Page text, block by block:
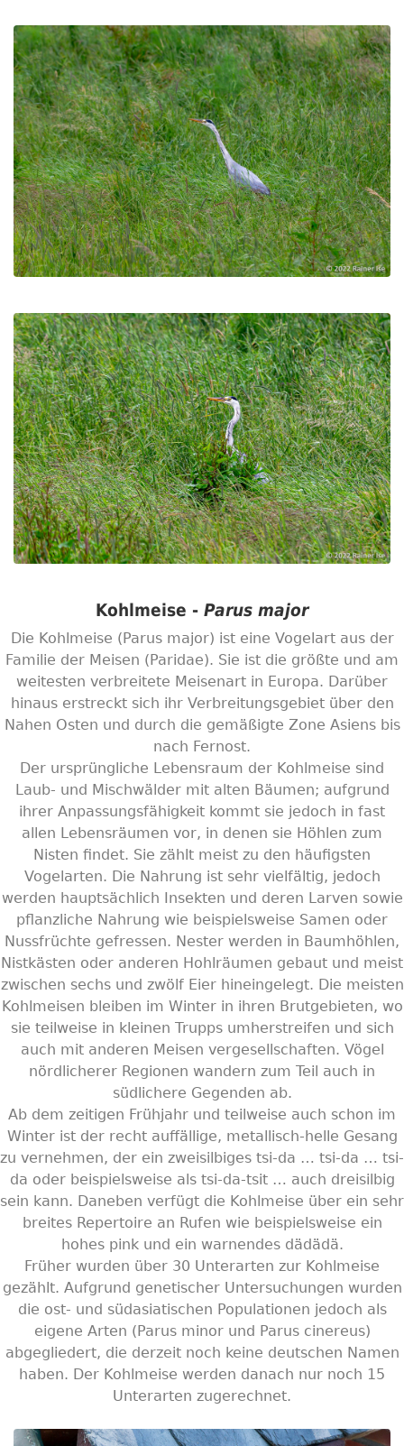
Kohlmeise - Parus major
Die Kohlmeise (Parus major) ist eine Vogelart aus der
Familie der Meisen (Paridae). Sie ist die größte und am
weitesten verbreitete Meisenart in Europa. Darüber
hinaus erstreckt sich ihr Verbreitungsgebiet über den
Nahen Osten und durch die gemäßigte Zone Asiens bis
nach Fernost.
Der ursprüngliche Lebensraum der Kohlmeise sind
Laub- und Mischwälder mit alten Bäumen; aufgrund
ihrer Anpassungsfähigkeit kommt sie jedoch in fast
allen Lebensräumen vor, in denen sie Höhlen zum
Nisten findet. Sie zählt meist zu den häufigsten
Vogelarten. Die Nahrung ist sehr vielfältig, jedoch
werden hauptsächlich Insekten und deren Larven sowie
pflanzliche Nahrung wie beispielsweise Samen oder
Nussfrüchte gefressen. Nester werden in Baumhöhlen,
Nistkästen oder anderen Hohlräumen gebaut und meist
zwischen sechs und zwölf Eier hineingelegt. Die meisten
Kohlmeisen bleiben im Winter in ihren Brutgebieten, wo
sie teilweise in kleinen Trupps umherstreifen und sich
auch mit anderen Meisen vergesellschaften. Vögel
nördlicherer Regionen wandern zum Teil auch in
südlichere Gegenden ab.
Ab dem zeitigen Frühjahr und teilweise auch schon im
Winter ist der recht auffällige, metallisch-helle Gesang
zu vernehmen, der ein zweisilbiges tsi-da … tsi-da … tsi-
da oder beispielsweise als tsi-da-tsit … auch dreisilbig
sein kann. Daneben verfügt die Kohlmeise über ein sehr
breites Repertoire an Rufen wie beispielsweise ein
hohes pink und ein warnendes dädädä.
Früher wurden über 30 Unterarten zur Kohlmeise
gezählt. Aufgrund genetischer Untersuchungen wurden
die ost- und südasiatischen Populationen jedoch als
eigene Arten (Parus minor und Parus cinereus)
abgegliedert, die derzeit noch keine deutschen Namen
haben. Der Kohlmeise werden danach nur noch 15
Unterarten zugerechnet.